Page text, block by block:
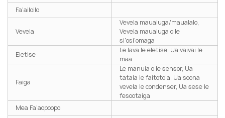
Fa'ailoilo
Vevela
Vevela maualuga/maualalo,
Vevela maualuga o le
si'osi'omaga
Eletise
Le lava le eletise, Ua vaivai le
maa
Faiga
Le manuia o le sensor, Ua
tatala le faitoto'a, Ua soona
vevela le condenser, Ua sese le
fesootaiga
Mea Fa'aopoopo